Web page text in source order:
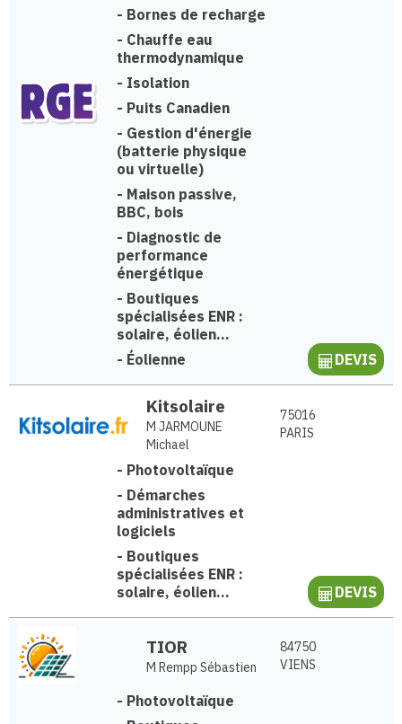
- Bornes de recharge
- Chauffe eau
thermodynamique
- Isolation
- Puits Canadien
- Gestion d'énergie
(batterie physique
ou virtuelle)
- Maison passive,
BBC, bois
- Diagnostic de
performance
énergétique
- Boutiques
spécialisées ENR :
solaire, éolien...
- Éolienne DEVIS
Kitsolaire
M JARMOUNE
Michael
75016
PARIS
- Photovoltaïque
- Démarches
administratives et
logiciels
- Boutiques
spécialisées ENR :
solaire, éolien...
DEVIS
TIOR
M Rempp Sébastien
84750
VIENS
- Photovoltaïque